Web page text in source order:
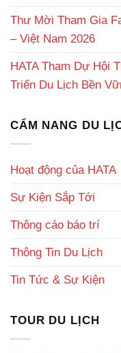
Thư Mời Tham Gia
– Việt Nam 2026
HATA Tham Dự Hội
Triển Du Lịch Bền
CẨM NANG DU
Hoạt động của HATA
Sự Kiện Sắp Tới
Thông cáo báo trí
Thông Tin Du Lịch
Tin Tức & Sự Kiện
TOUR DU LỊCH